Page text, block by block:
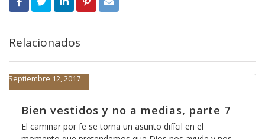
Relacionados
Bien vestidos y no a medias, parte 7
Septiembre 12, 2017
El caminar por fe se torna un asunto difícil en el